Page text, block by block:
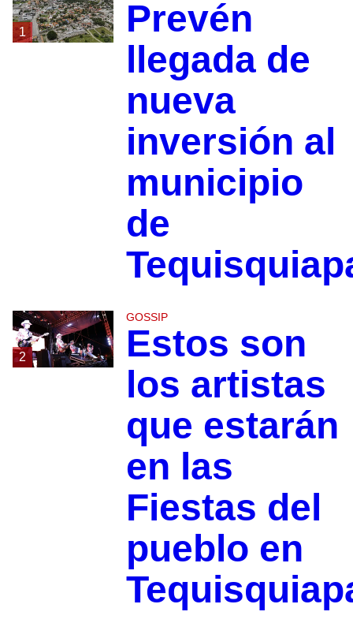
1
Prevén
llegada de
nueva
inversión al
municipio
de
2
GOSSIP
Estos son
los artistas
que estarán
en las
Fiestas del
pueblo en